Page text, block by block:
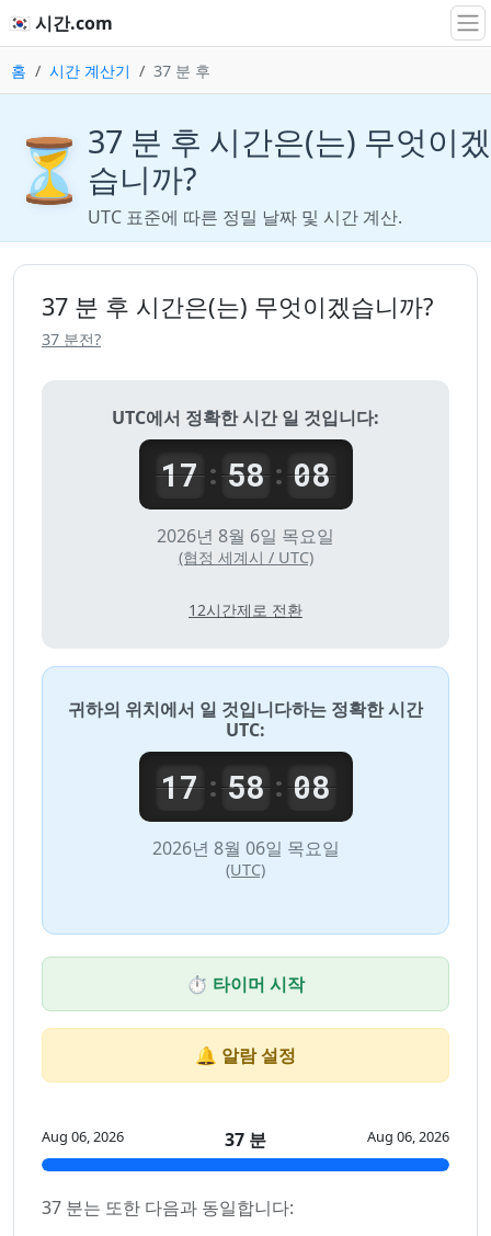
🇰🇷 시간.com
홈 시간 계산기 37 분 후
⏳ 37 분 후 시간은(는) 무엇이겠
습니까?
UTC 표준에 따른 정밀 날짜 및 시간 계산.
37 분 후 시간은(는) 무엇이겠습니까?
37 분전?
UTC에서 정확한 시간 일 것입니다:
17: 58: 08
2026년 8월 6일 목요일
(협정 세계시 / UTC)
12시간제로 전환
귀하의 위치에서 일 것입니다하는 정확한 시간
UTC:
17: 58: 08
2026년 8월 06일 목요일
(UTC)
⏱️ 타이머 시작
🔔 알람 설정
Aug 06, 2026 37 분 Aug 06, 2026
37 분는 또한 다음과 동일합니다: